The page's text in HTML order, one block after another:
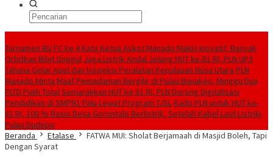
Turnamen BU FC ke 4 Kata Ketua Askot Manado Makin Inovatif, Banyak
Orbitkan Bibit Unggul Jaga Listrik Andal Jelang HUT ke-81 RI, PLN UP3
Tahuna Gelar Apel dan Inspeksi Peralatan Kepulauan Nusa Utara PLN
Manado Minta Maaf Pemadaman Bergilir di Pulau Bunaken, Minggu Dua
PLTD Pulih TotalSemarakkan HUT ke 81 RI, PLN Dorong Digitalisasi
Pendidikan di SMPN1 Palu Lewat Program TJSLKado PLN untuk HUT ke-
81 RI, 100 % Rasio Desa Gorontalo Berlistrik, Setelah Kabel Laut Listriki
Pulau Dudepo
Beranda
Etalase
FATWA MUI: Sholat Berjamaah di Masjid Boleh, Tapi
Dengan Syarat